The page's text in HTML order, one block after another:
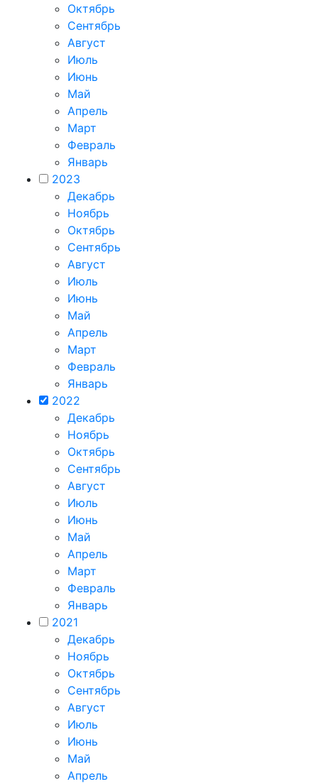
Октябрь
Сентябрь
Август
Июль
Июнь
Май
Апрель
Март
Февраль
Январь
2023
Декабрь
Ноябрь
Октябрь
Сентябрь
Август
Июль
Июнь
Май
Апрель
Март
Февраль
Январь
2022
Декабрь
Ноябрь
Октябрь
Сентябрь
Август
Июль
Июнь
Май
Апрель
Март
Февраль
Январь
2021
Декабрь
Ноябрь
Октябрь
Сентябрь
Август
Июль
Июнь
Май
Апрель